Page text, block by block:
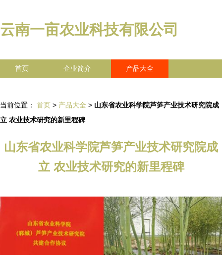
云南一亩农业科技有限公司
首页 企业简介 产品大全
当前位置： 首页 > 产品大全 > 山东省农业科学院芦笋产业技术研究院成
立 农业技术研究的新里程碑
山东省农业科学院芦笋产业技术研究院成
立 农业技术研究的新里程碑